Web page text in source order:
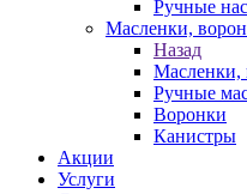
Ручные
Масленки,
Назад
Масленки,
Ручные
Воронки
Канистры
Акции
Услуги